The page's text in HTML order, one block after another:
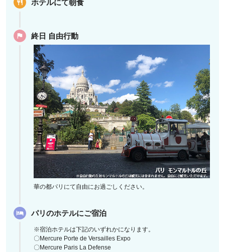
ホテルにて朝食
終日 自由行動
華の都パリにて自由にお過ごしください。
パリのホテルにご宿泊
※宿泊ホテルは下記のいずれかになります。
〇Mercure Porte de Versailles Expo
〇Mercure Paris La Defense